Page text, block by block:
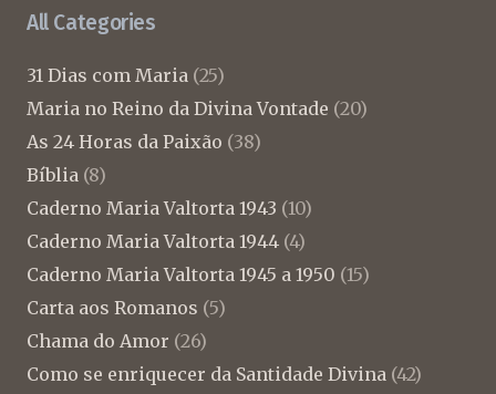
All Categories
31 Dias com Maria (25)
Maria no Reino da Divina Vontade (20)
As 24 Horas da Paixão (38)
Bíblia (8)
Caderno Maria Valtorta 1943 (10)
Caderno Maria Valtorta 1944 (4)
Caderno Maria Valtorta 1945 a 1950 (15)
Carta aos Romanos (5)
Chama do Amor (26)
Como se enriquecer da Santidade Divina (42)